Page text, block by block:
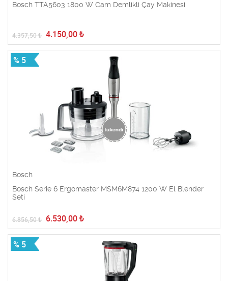
Bosch TTA5603 1800 W Cam Demlikli Çay Makinesi
4.357,50₺ 4.150,00 ₺
% 5
Bosch
Bosch Serie 6 Ergomaster MSM6M874 1200 W El Blender
Seti
6.856,50₺ 6.530,00 ₺
% 5